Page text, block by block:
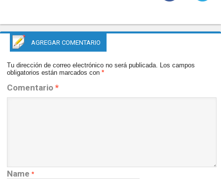
AGREGAR COMENTARIO
Tu dirección de correo electrónico no será publicada. Los campos
obligatorios están marcados con *
Comentario *
Name *